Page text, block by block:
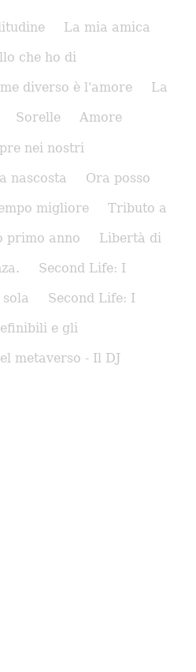
La mia amica
che ho di
diverso è l'amore
La
Sorelle Amore
nei nostri
nascosta
Ora posso
migliore
Tributo a
primo anno
Libertà di
Second Life: I
sola
Second Life: I
e gli
metaverso - Il DJ